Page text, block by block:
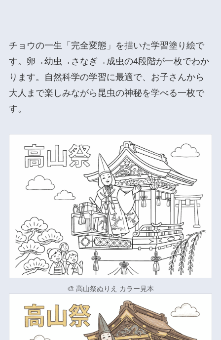
チョウの一生「完全変態」を描いた学習塗り絵で
す。卵→幼虫→さなぎ→成虫の4段階が一枚でわか
ります。自然科学の学習に最適で、お子さんから
大人まで楽しみながら昆虫の神秘を学べる一枚で
す。
🎨 高山祭ぬりえ カラー見本